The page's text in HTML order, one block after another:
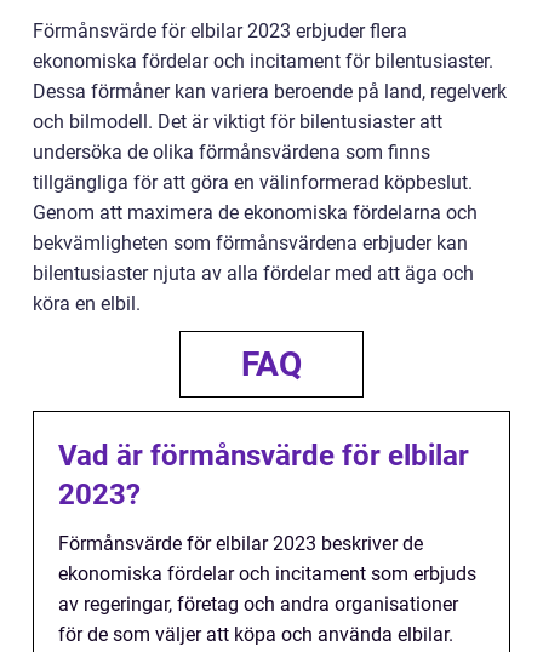
Förmånsvärde för elbilar 2023 erbjuder flera
ekonomiska fördelar och incitament för bilentusiaster.
Dessa förmåner kan variera beroende på land, regelverk
och bilmodell. Det är viktigt för bilentusiaster att
undersöka de olika förmånsvärdena som finns
tillgängliga för att göra en välinformerad köpbeslut.
Genom att maximera de ekonomiska fördelarna och
bekvämligheten som förmånsvärdena erbjuder kan
bilentusiaster njuta av alla fördelar med att äga och
köra en elbil.
FAQ
Vad är förmånsvärde för elbilar
2023?
Förmånsvärde för elbilar 2023 beskriver de
ekonomiska fördelar och incitament som erbjuds
av regeringar, företag och andra organisationer
för de som väljer att köpa och använda elbilar.